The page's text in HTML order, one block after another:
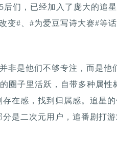
后们，已经加入了庞大的追
变#、#为爱豆写诗大赛#等
非是他们不够专注，而是他
圈子里活跃，自带多种属性
在感，找到归属感。追星
是二次元用户，追番剧打游